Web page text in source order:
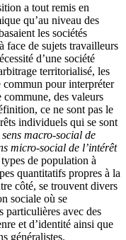
a tout remis en
qu’au niveau des
les sociétés
face de sujets travailleurs
d’une société
territorialisé, les
commun pour interpréter
des valeurs
ce ne sont pas le
individuels qui se sont
sens macro-social de
micro-social de l’intérêt
de population à
quantitatifs propres à la
côté, se trouvent divers
sociale où se
particulières avec des
et d’identité ainsi que
généralistes.